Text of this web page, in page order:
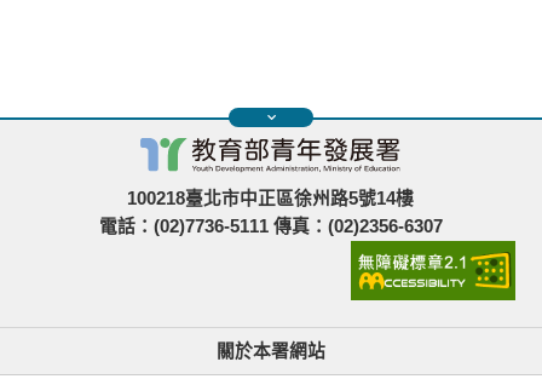
100218臺北市中正區徐州路5號14樓
電話：(02)7736-5111 傳真：(02)2356-6307
關於本署網站